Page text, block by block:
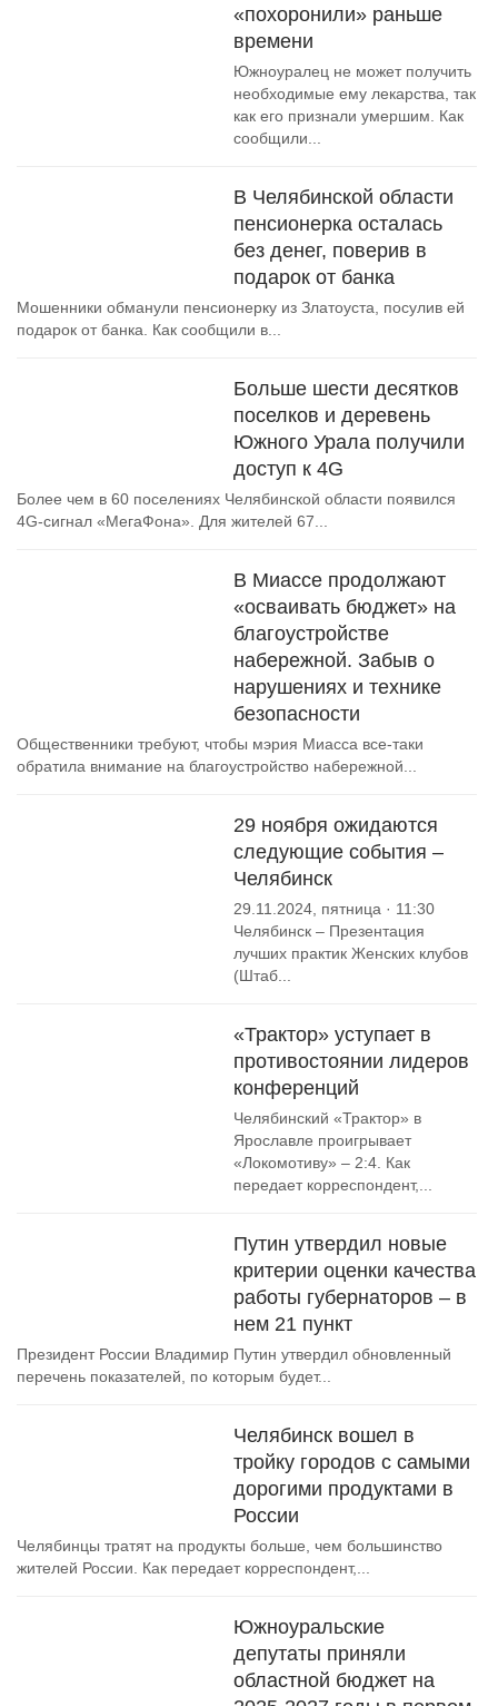
«похоронили» раньше
времени
Южноуралец не может получить
необходимые ему лекарства, так
как его признали умершим. Как
сообщили...
В Челябинской области
пенсионерка осталась
без денег, поверив в
подарок от банка
Мошенники обманули пенсионерку из Златоуста, посулив ей
подарок от банка. Как сообщили в...
Больше шести десятков
поселков и деревень
Южного Урала получили
доступ к 4G
Более чем в 60 поселениях Челябинской области появился
4G-сигнал «МегаФона». Для жителей 67...
В Миассе продолжают
«осваивать бюджет» на
благоустройстве
набережной. Забыв о
нарушениях и технике
безопасности
Общественники требуют, чтобы мэрия Миасса все-таки
обратила внимание на благоустройство набережной...
29 ноября ожидаются
следующие события –
Челябинск
29.11.2024, пятница · 11:30
Челябинск – Презентация
лучших практик Женских клубов
(Штаб...
«Трактор» уступает в
противостоянии лидеров
конференций
Челябинский «Трактор» в
Ярославле проигрывает
«Локомотиву» – 2:4. Как
передает корреспондент,...
Путин утвердил новые
критерии оценки качества
работы губернаторов – в
нем 21 пункт
Президент России Владимир Путин утвердил обновленный
перечень показателей, по которым будет...
Челябинск вошел в
тройку городов с самыми
дорогими продуктами в
России
Челябинцы тратят на продукты больше, чем большинство
жителей России. Как передает корреспондент,...
Южноуральские
депутаты приняли
областной бюджет на